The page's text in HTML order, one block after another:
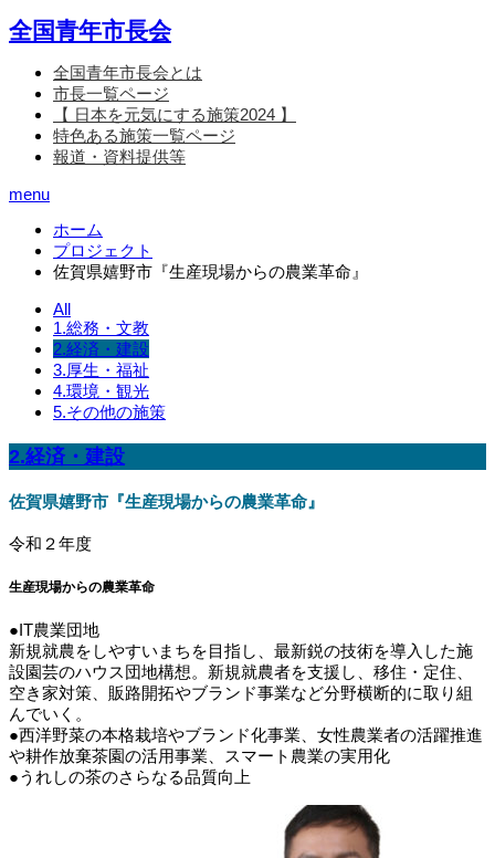
全国青年市長会
全国青年市長会とは
市長一覧ページ
【 日本を元気にする施策2024 】
特色ある施策一覧ページ
報道・資料提供等
menu
ホーム
プロジェクト
佐賀県嬉野市『生産現場からの農業革命』
All
1.総務・文教
2.経済・建設
3.厚生・福祉
4.環境・観光
5.その他の施策
2.経済・建設
佐賀県嬉野市『生産現場からの農業革命』
令和２年度
生産現場からの農業革命
●IT農業団地
新規就農をしやすいまちを目指し、最新鋭の技術を導入した施
設園芸のハウス団地構想。新規就農者を支援し、移住・定住、
空き家対策、販路開拓やブランド事業など分野横断的に取り組
んでいく。
●西洋野菜の本格栽培やブランド化事業、女性農業者の活躍推進
や耕作放棄茶園の活用事業、スマート農業の実用化
●うれしの茶のさらなる品質向上